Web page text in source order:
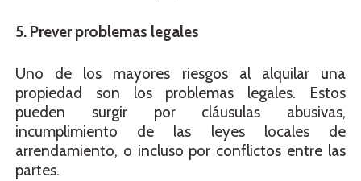
5. Prever problemas legales
Uno de los mayores riesgos al alquilar una
propiedad son los problemas legales. Estos
pueden surgir por cláusulas abusivas,
incumplimiento de las leyes locales de
arrendamiento, o incluso por conflictos entre las
partes.